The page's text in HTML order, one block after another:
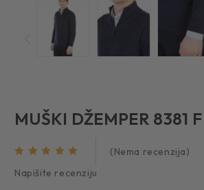
MUŠKI DŽEMPER 8381 F
(Nema recenzija)
Napišite recenziju